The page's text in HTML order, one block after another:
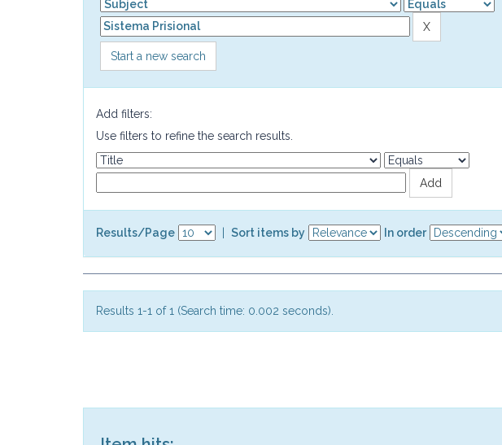
Start a new search
Add filters:
Use filters to refine the search results.
Results/Page Sort items by In order
Results 1-1 of 1 (Search time: 0.002 seconds).